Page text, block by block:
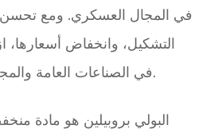
في المجال العسكري. ومع تحسن
التشكيل، وانخفاض أسعارها،
في الصناعات العامة والمجالات الرياضية والترفيهية.
البولي بروبيلين هو مادة